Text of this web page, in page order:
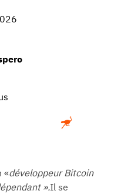
«développeur Bitcoin
».Il se